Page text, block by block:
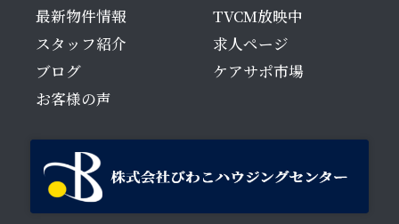
最新物件情報
スタッフ紹介
ブログ
お客様の声
TVCM放映中
求人ページ
ケアサポ市場